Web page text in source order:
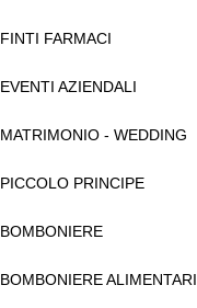
FINTI FARMACI
EVENTI AZIENDALI
MATRIMONIO - WEDDING
PICCOLO PRINCIPE
BOMBONIERE
BOMBONIERE ALIMENTARI